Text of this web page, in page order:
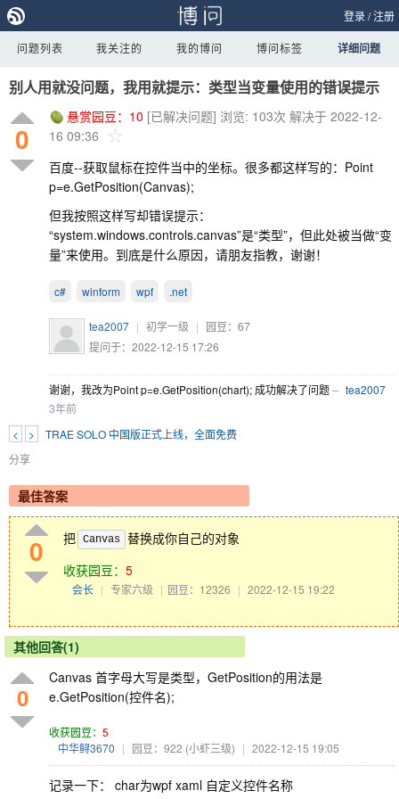
登录/注册
问题列表 我关注的 我的博问 博问标签 详细问题
别人用就没问题，我用就提示：类型当变量使用的错误提示
0
悬赏园豆： 10 [已解决问题] 浏览: 103次 解决于 2022-12-
16 09:36
百度--获取鼠标在控件当中的坐标。很多都这样写的：Point
p=e.GetPosition(Canvas);
但我按照这样写却错误提示：
“system.windows.controls.canvas”是“类型”，但此处被当做“变
量”来使用。到底是什么原因，请朋友指教，谢谢！
c# winform wpf .net
tea2007 | 初学一级 | 园豆： 67
提问于：2022-12-15 17:26
谢谢，我改为Point p=e.GetPosition(chart); 成功解决了问题– tea2007
3年前
<
>
TRAE SOLO 中国版正式上线，全面免费
分享
最佳答案
0 把 Canvas 替换成你自己的对象
收获园豆： 5
会长 | 专家六级 | 园豆：12326 | 2022-12-15 19:22
其他回答(1)
0
Canvas 首字母大写是类型，GetPosition的用法是
e.GetPosition(控件名);
收获园豆： 5
中华鲟3670 | 园豆：922 (小虾三级) | 2022-12-15 19:05
记录一下： char为wpf xaml 自定义控件名称